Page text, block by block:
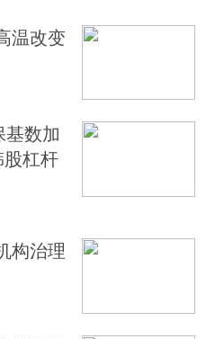
交给聪明而有雄心壮志的
想的途中为所有人创造经
温改变
基数加
股杠杆
构治理